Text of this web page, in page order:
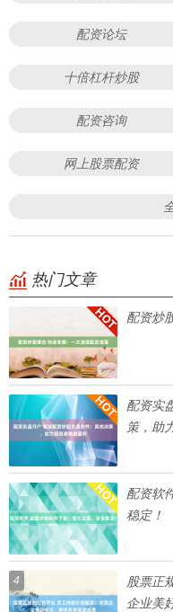
配资论坛
十倍杠杆炒股
配资咨询
网上股票配资
热门文章
配资炒
配资实
策，助
配资软
稳定！
4
股票正
企业美